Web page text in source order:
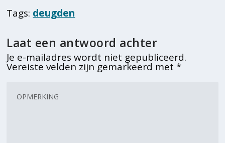
Tags: deugden
Laat een antwoord achter
Je e-mailadres wordt niet gepubliceerd.
Vereiste velden zijn gemarkeerd met *